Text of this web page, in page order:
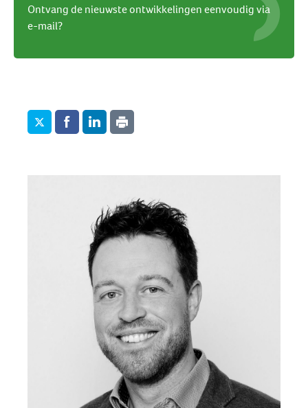
Ontvang de nieuwste ontwikkelingen eenvoudig via
e-mail?